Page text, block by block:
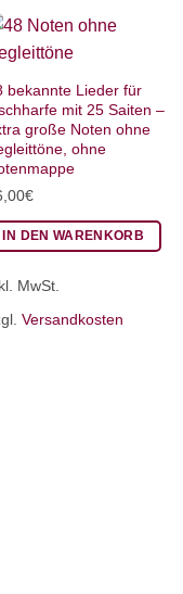
bekannte Lieder für
mit 25 Saiten –
große Noten ohne
ohne
€
IN DEN WARENKORB
MwSt.
Versandkosten